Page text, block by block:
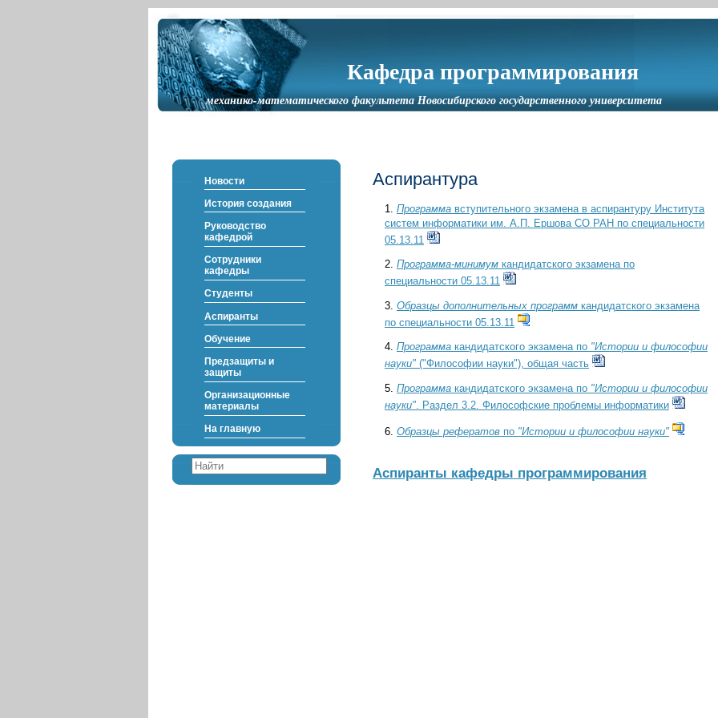
Кафедра программирования
механико-математического факультета Новосибирского государственного университета
Аспирантура
1. Программа вступительного экзамена в аспирантуру Института
систем информатики им. А.П. Ершова СО РАН по специальности
05.13.11
2. Программа-минимум кандидатского экзамена по
специальности 05.13.11
3. Образцы дополнительных программ кандидатского экзамена
по специальности 05.13.11
4. Программа кандидатского экзамена по "Истории и философии
науки" ("Философии науки"), общая часть
5. Программа кандидатского экзамена по "Истории и философии
науки" . Раздел 3.2. Философские проблемы информатики
6. Образцы рефератов по "Истории и философии науки"
Аспиранты кафедры программирования
Новости
История создания
Руководство
кафедрой
Сотрудники
кафедры
Студенты
Аспиранты
Обучение
Предзащиты и
защиты
Организационные
материалы
На главную